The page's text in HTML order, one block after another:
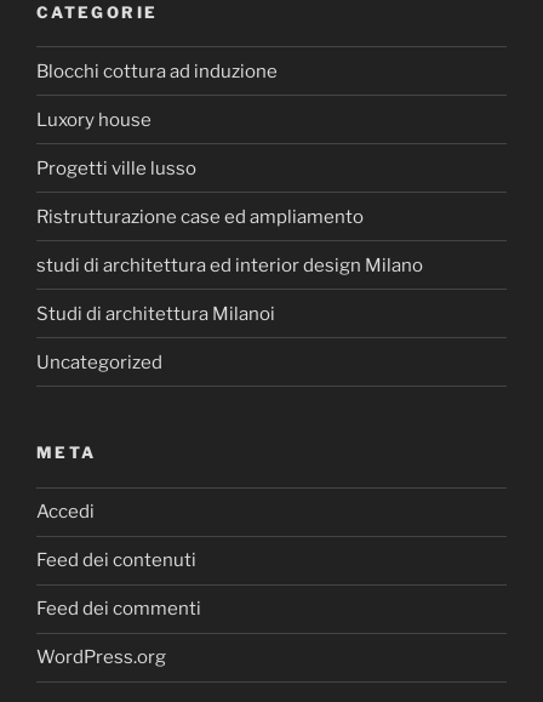
CATEGORIE
Blocchi cottura ad induzione
Luxory house
Progetti ville lusso
Ristrutturazione case ed ampliamento
studi di architettura ed interior design Milano
Studi di architettura Milanoi
Uncategorized
META
Accedi
Feed dei contenuti
Feed dei commenti
WordPress.org